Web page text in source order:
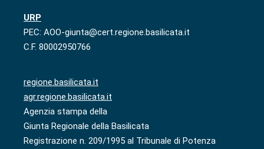
URP
PEC: AOO-giunta@cert.regione.basilicata.it
C.F. 80002950766
regione.basilicata.it
agr.regione.basilicata.it
Agenzia stampa della
Giunta Regionale della Basilicata
Registrazione n. 209/1995 al Tribunale di Potenza